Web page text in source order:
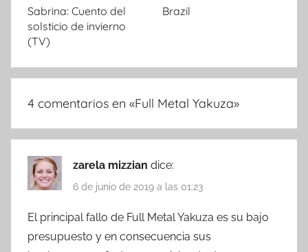
Sabrina: Cuento del
solsticio de invierno
(TV)
Brazil
4 comentarios en «Full Metal Yakuza»
zarela mizzian dice:
6 de junio de 2019 a las 01:23
El principal fallo de Full Metal Yakuza es su bajo
presupuesto y en consecuencia sus